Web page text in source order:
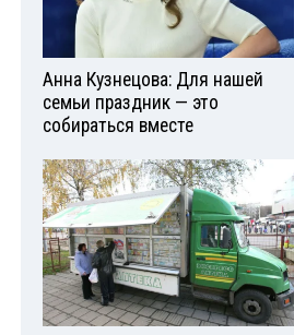
Анна Кузнецова: Для нашей
семьи праздник — это
собираться вместе